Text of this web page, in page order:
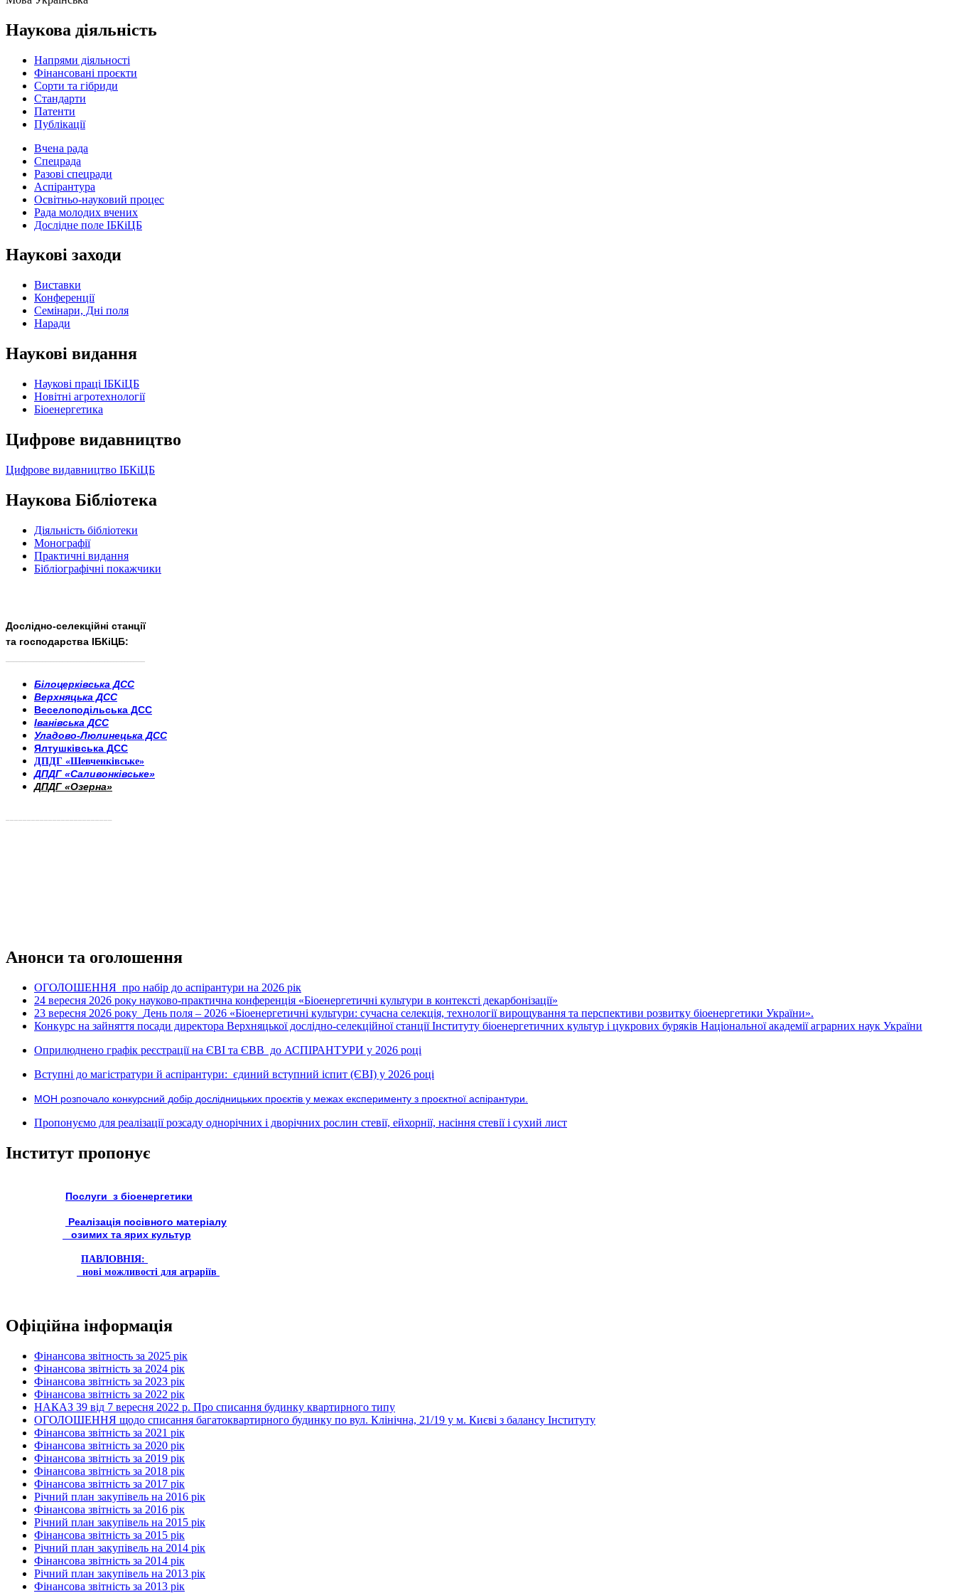
Наукова діяльність
Напрями діяльності
Фінансовані проєкти
Сорти та гібриди
Стандарти
Патенти
Публікації
Вчена рада
Спецрада
Разові спецради
Аспірантура
Освітньо-науковий процес
Рада молодих вчених
Дослідне поле ІБКіЦБ
Наукові заходи
Виставки
Конференції
Семінари, Дні поля
Наради
Наукові видання
Наукові праці ІБКіЦБ
Новітні агротехнології
Бiоенергетика
Цифрове видавництво
Цифрове видавництво ІБКіЦБ
Наукова Бібліотека
Діяльність бібліотеки
Монографії
Практичні видання
Бібліографічні покажчики
Дослідно-селекційні станції
та господарства ІБКіЦБ:
Білоцерківська ДСС
Верхняцька ДСС
Веселоподільська ДСС
Іванівська ДСС
Уладово-Люлинецька ДСС
Ялтушківська ДСС
ДПДГ «Шевченківське»
ДПДГ «Саливонківське»
ДПДГ «Озерна»
Анонси та оголошення
ОГОЛОШЕННЯ про набір до аспірантури на 2026 рік
24 вересня 2026 року науково-практична конференція «Біоенергетичні культури в контексті декарбонізації»
23 вересня 2026 року День поля – 2026 «Біоенергетичні культури: сучасна селекція, технології вирощування та перспективи розвитку біоенергетики України».
Конкурс на зайняття посади директора Верхняцької дослідно-селекційної станції Інституту біоенергетичних культур і цукрових буряків Національної академії аграрних наук України
Оприлюднено графік реєстрації на ЄВІ та ЄВВ до АСПІРАНТУРИ у 2026 році
Вступні до магістратури й аспірантури: єдиний вступний іспит (ЄВІ) у 2026 році
МОН розпочало конкурсний добір дослідницьких проєктів у межах експерименту з проєктної аспірантури.
Пропонуємо для реалізації розсаду однорічних і дворічних рослин стевії, ейхорнії, насіння стевії і сухий лист
Інститут пропонує
Послуги з біоенергетики
Реалізація посівного матеріалу
озимих та ярих культур
ПАВЛОВНІЯ:
нові можливості для аграріїв
Офіційна інформація
Фінансова звітность за 2025 рік
Фінансова звітність за 2024 рік
Фінансова звітність за 2023 рік
Фінансова звітність за 2022 рік
НАКАЗ 39 від 7 вересня 2022 р. Про списання будинку квартирного типу
ОГОЛОШЕННЯ щодо списання багатоквартирного будинку по вул. Клінічна, 21/19 у м. Києві з балансу Інституту
Фінансова звітність за 2021 рік
Фінансова звітність за 2020 рік
Фінансова звітність за 2019 рік
Фінансова звітність за 2018 рік
Фінансова звітність за 2017 рік
Річний план закупівель на 2016 рік
Фінансова звітність за 2016 рік
Річний план закупівель на 2015 рік
Фінансова звітність за 2015 рік
Річний план закупівель на 2014 рік
Фінансова звітність за 2014 рік
Річний план закупівель на 2013 рік
Фінансова звітність за 2013 рік